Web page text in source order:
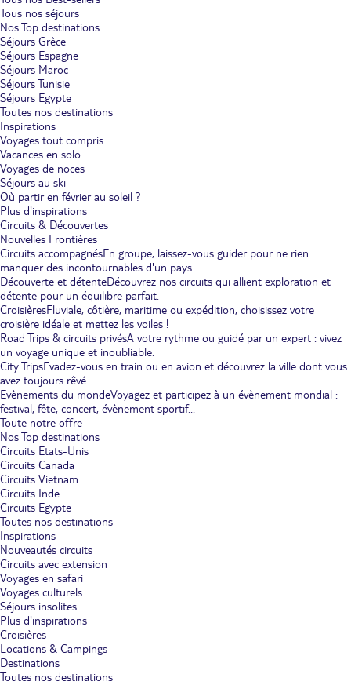
Tous nos séjours
Nos Top destinations
Séjours Grèce
Séjours Espagne
Séjours Maroc
Séjours Tunisie
Séjours Egypte
Toutes nos destinations
Inspirations
Voyages tout compris
Vacances en solo
Voyages de noces
Séjours au ski
Où partir en février au soleil ?
Plus d'inspirations
Circuits & Découvertes
Nouvelles Frontières
Circuits accompagnésEn groupe, laissez-vous guider pour ne rien
manquer des incontournables d'un pays.
Découverte et détenteDécouvrez nos circuits qui allient exploration et
détente pour un équilibre parfait.
CroisièresFluviale, côtière, maritime ou expédition, choisissez votre
croisière idéale et mettez les voiles !
Road Trips & circuits privésA votre rythme ou guidé par un expert : vivez
un voyage unique et inoubliable.
City TripsEvadez-vous en train ou en avion et découvrez la ville dont vous
avez toujours rêvé.
Evènements du mondeVoyagez et participez à un évènement mondial :
festival, fête, concert, évènement sportif...
Toute notre offre
Nos Top destinations
Circuits Etats-Unis
Circuits Canada
Circuits Vietnam
Circuits Inde
Circuits Egypte
Toutes nos destinations
Inspirations
Nouveautés circuits
Circuits avec extension
Voyages en safari
Voyages culturels
Séjours insolites
Plus d'inspirations
Croisières
Locations & Campings
Destinations
Toutes nos destinations